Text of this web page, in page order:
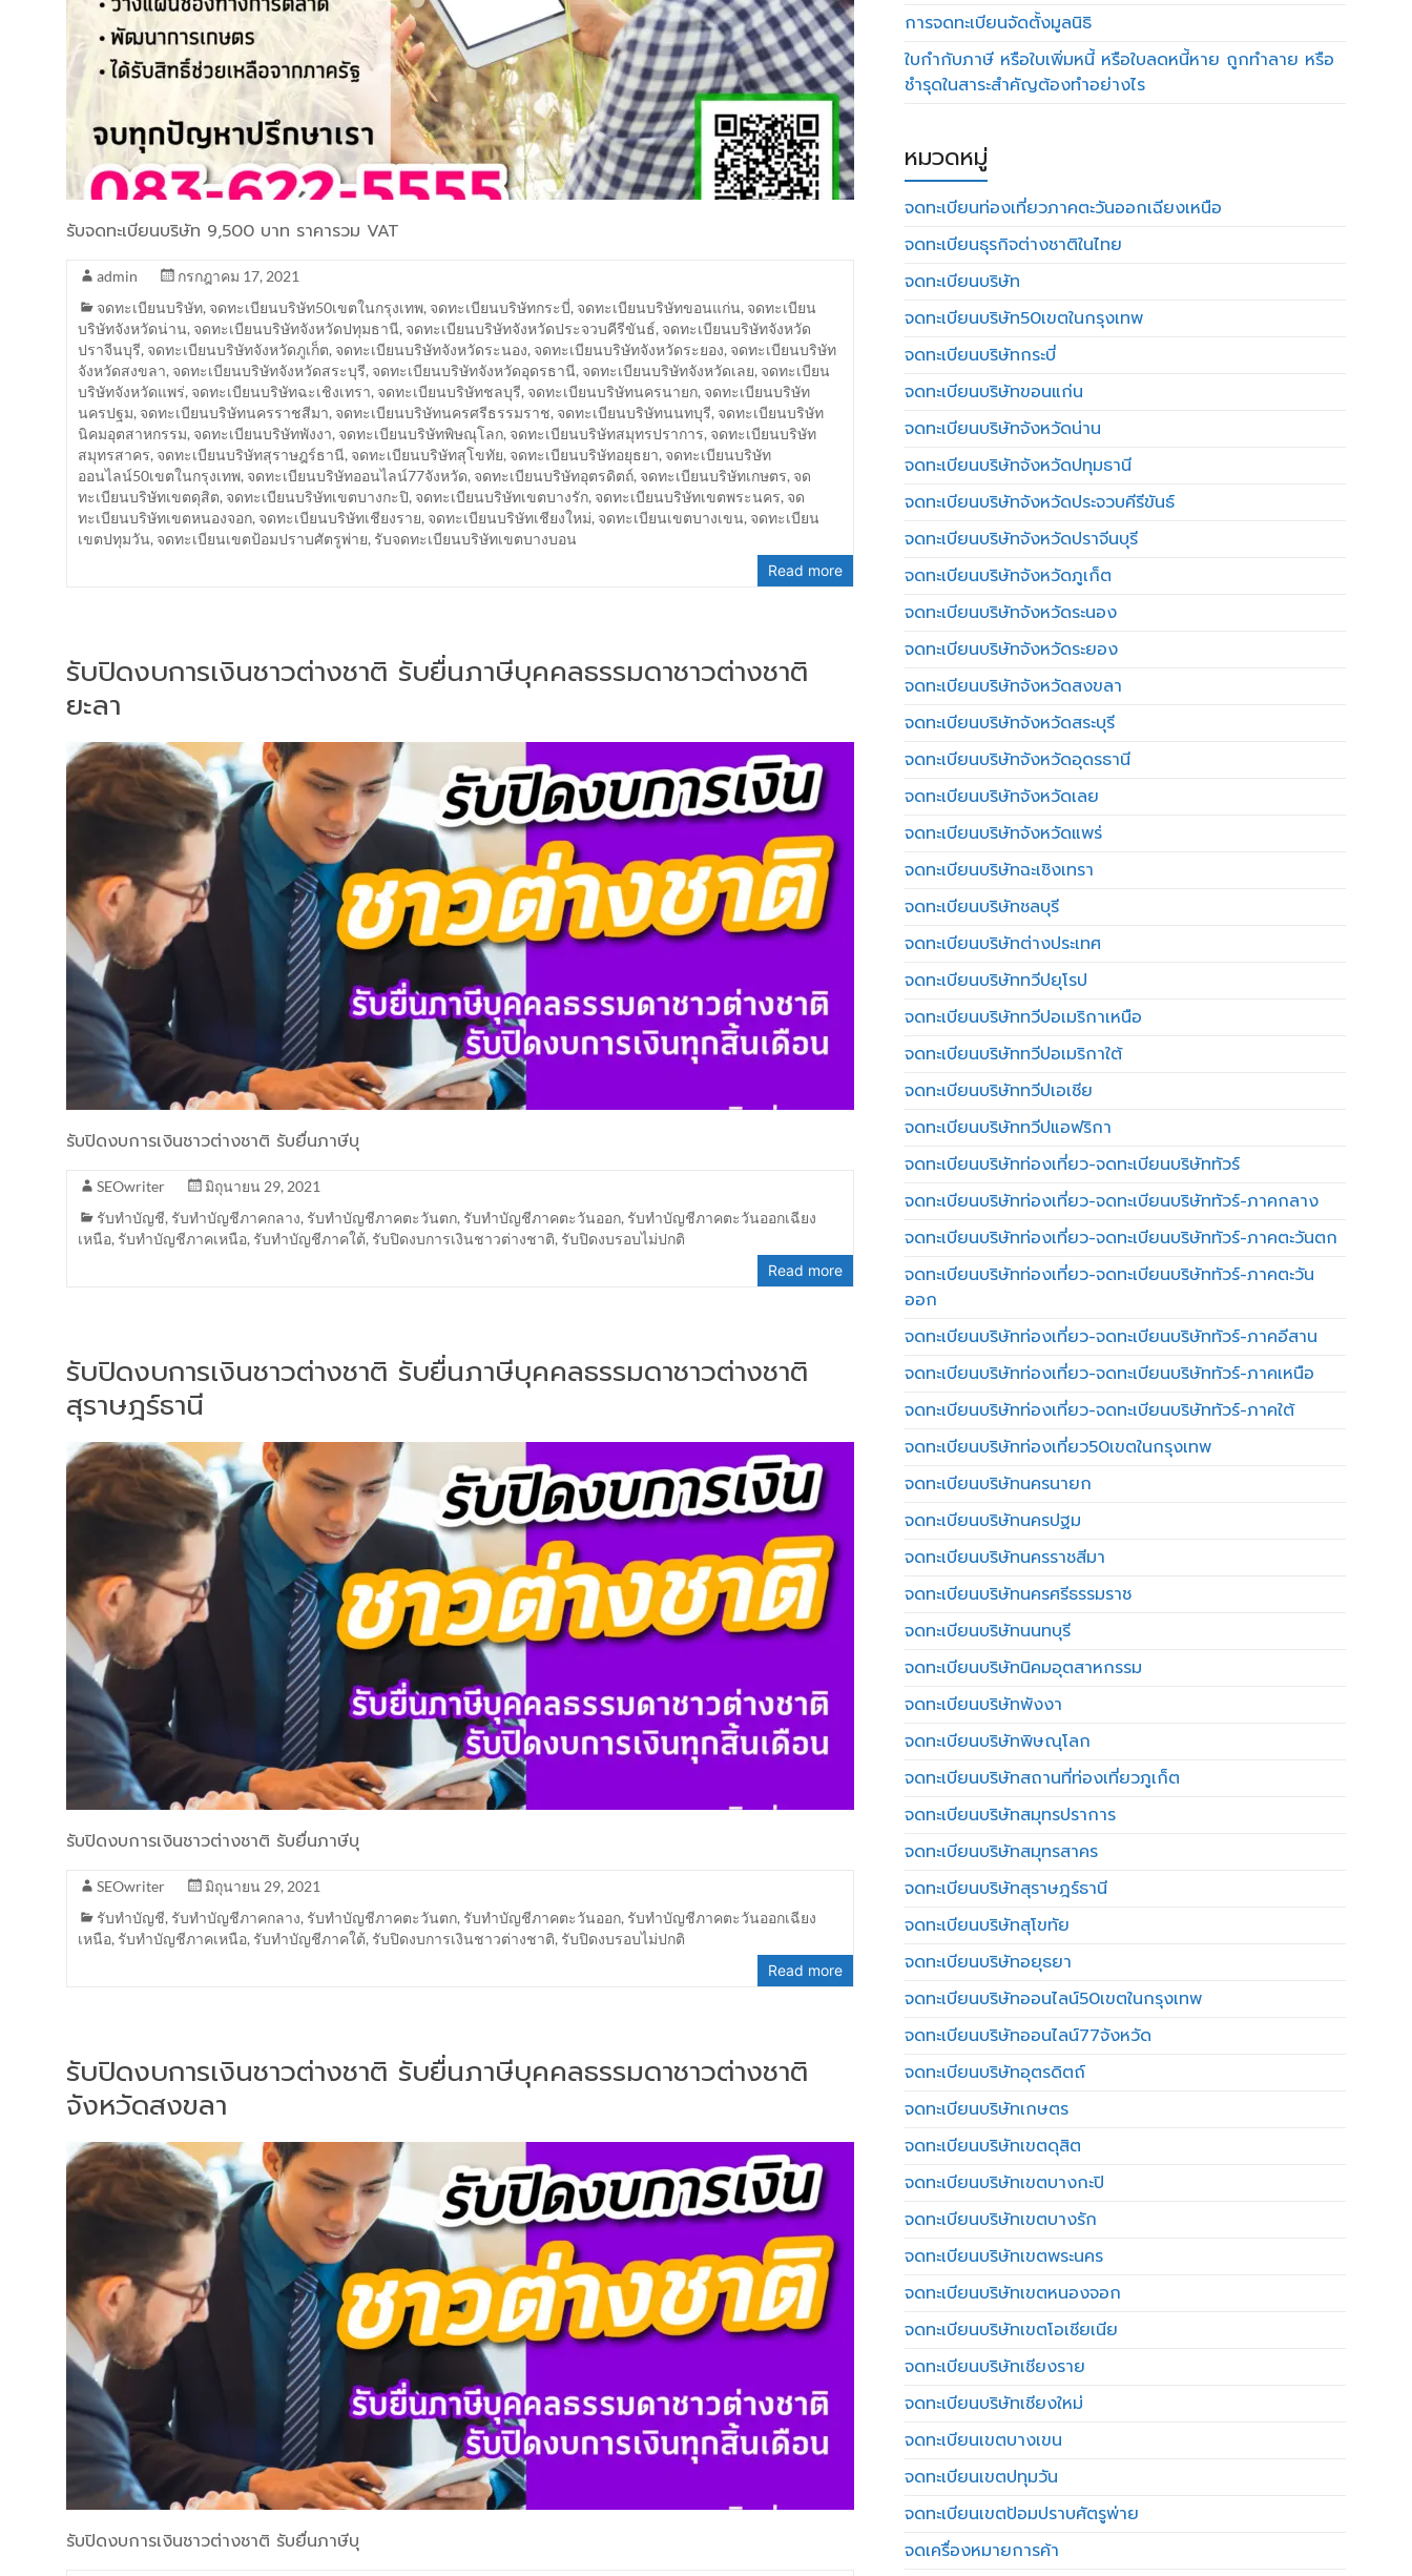
รับจดทะเบียนบริษัท 9,500 บาท ราคารวม VAT
admin
กรกฎาคม 17, 2021
จดทะเบียนบริษัท, จดทะเบียนบริษัท50เขตในกรุงเทพ, จดทะเบียนบริษัทกระบี่, จดทะเบียนบริษัทขอนแก่น, จดทะเบียน
บริษัทจังหวัดน่าน, จดทะเบียนบริษัทจังหวัดปทุมธานี, จดทะเบียนบริษัทจังหวัดประจวบคีรีขันธ์, จดทะเบียนบริษัทจังหวัด
ปราจีนบุรี, จดทะเบียนบริษัทจังหวัดภูเก็ต, จดทะเบียนบริษัทจังหวัดระนอง, จดทะเบียนบริษัทจังหวัดระยอง, จดทะเบียนบริษัท
จังหวัดสงขลา, จดทะเบียนบริษัทจังหวัดสระบุรี, จดทะเบียนบริษัทจังหวัดอุดรธานี, จดทะเบียนบริษัทจังหวัดเลย, จดทะเบียน
บริษัทจังหวัดแพร่, จดทะเบียนบริษัทฉะเชิงเทรา, จดทะเบียนบริษัทชลบุรี, จดทะเบียนบริษัทนครนายก, จดทะเบียนบริษัท
นครปฐม, จดทะเบียนบริษัทนครราชสีมา, จดทะเบียนบริษัทนครศรีธรรมราช, จดทะเบียนบริษัทนนทบุรี, จดทะเบียนบริษัท
นิคมอุตสาหกรรม, จดทะเบียนบริษัทพังงา, จดทะเบียนบริษัทพิษณุโลก, จดทะเบียนบริษัทสมุทรปราการ, จดทะเบียนบริษัท
สมุทรสาคร, จดทะเบียนบริษัทสุราษฎร์ธานี, จดทะเบียนบริษัทสุโขทัย, จดทะเบียนบริษัทอยุธยา, จดทะเบียนบริษัท
ออนไลน์50เขตในกรุงเทพ, จดทะเบียนบริษัทออนไลน์77จังหวัด, จดทะเบียนบริษัทอุตรดิตถ์, จดทะเบียนบริษัทเกษตร, จด
ทะเบียนบริษัทเขตดุสิต, จดทะเบียนบริษัทเขตบางกะปิ, จดทะเบียนบริษัทเขตบางรัก, จดทะเบียนบริษัทเขตพระนคร, จด
ทะเบียนบริษัทเขตหนองจอก, จดทะเบียนบริษัทเชียงราย, จดทะเบียนบริษัทเชียงใหม่, จดทะเบียนเขตบางเขน, จดทะเบียน
เขตปทุมวัน, จดทะเบียนเขตป้อมปราบศัตรูพ่าย, รับจดทะเบียนบริษัทเขตบางบอน
Read more
รับปิดงบการเงินชาวต่างชาติ รับยื่นภาษีบุคคลธรรมดาชาวต่างชาติ
ยะลา
รับปิดงบการเงินชาวต่างชาติ รับยื่นภาษีบุ
SEOwriter
มิถุนายน 29, 2021
รับทำบัญชี, รับทำบัญชีภาคกลาง, รับทำบัญชีภาคตะวันตก, รับทำบัญชีภาคตะวันออก, รับทำบัญชีภาคตะวันออกเฉียง
เหนือ, รับทำบัญชีภาคเหนือ, รับทำบัญชีภาคใต้, รับปิดงบการเงินชาวต่างชาติ, รับปิดงบรอบไม่ปกติ
Read more
รับปิดงบการเงินชาวต่างชาติ รับยื่นภาษีบุคคลธรรมดาชาวต่างชาติ
สุราษฎร์ธานี
รับปิดงบการเงินชาวต่างชาติ รับยื่นภาษีบุ
SEOwriter
มิถุนายน 29, 2021
รับทำบัญชี, รับทำบัญชีภาคกลาง, รับทำบัญชีภาคตะวันตก, รับทำบัญชีภาคตะวันออก, รับทำบัญชีภาคตะวันออกเฉียง
เหนือ, รับทำบัญชีภาคเหนือ, รับทำบัญชีภาคใต้, รับปิดงบการเงินชาวต่างชาติ, รับปิดงบรอบไม่ปกติ
Read more
รับปิดงบการเงินชาวต่างชาติ รับยื่นภาษีบุคคลธรรมดาชาวต่างชาติ
จังหวัดสงขลา
รับปิดงบการเงินชาวต่างชาติ รับยื่นภาษีบุ
การจดทะเบียนจัดตั้งมูลนิธิ
ใบกำกับภาษี หรือใบเพิ่มหนี้ หรือใบลดหนี้หาย ถูกทำลาย หรือ
ชำรุดในสาระสำคัญต้องทำอย่างไร
หมวดหมู่
จดทะเบียนท่องเที่ยวภาคตะวันออกเฉียงเหนือ
จดทะเบียนธุรกิจต่างชาติในไทย
จดทะเบียนบริษัท
จดทะเบียนบริษัท50เขตในกรุงเทพ
จดทะเบียนบริษัทกระบี่
จดทะเบียนบริษัทขอนแก่น
จดทะเบียนบริษัทจังหวัดน่าน
จดทะเบียนบริษัทจังหวัดปทุมธานี
จดทะเบียนบริษัทจังหวัดประจวบคีรีขันธ์
จดทะเบียนบริษัทจังหวัดปราจีนบุรี
จดทะเบียนบริษัทจังหวัดภูเก็ต
จดทะเบียนบริษัทจังหวัดระนอง
จดทะเบียนบริษัทจังหวัดระยอง
จดทะเบียนบริษัทจังหวัดสงขลา
จดทะเบียนบริษัทจังหวัดสระบุรี
จดทะเบียนบริษัทจังหวัดอุดรธานี
จดทะเบียนบริษัทจังหวัดเลย
จดทะเบียนบริษัทจังหวัดแพร่
จดทะเบียนบริษัทฉะเชิงเทรา
จดทะเบียนบริษัทชลบุรี
จดทะเบียนบริษัทต่างประเทศ
จดทะเบียนบริษัททวีปยุโรป
จดทะเบียนบริษัททวีปอเมริกาเหนือ
จดทะเบียนบริษัททวีปอเมริกาใต้
จดทะเบียนบริษัททวีปเอเชีย
จดทะเบียนบริษัททวีปแอฟริกา
จดทะเบียนบริษัทท่องเที่ยว-จดทะเบียนบริษัททัวร์
จดทะเบียนบริษัทท่องเที่ยว-จดทะเบียนบริษัททัวร์-ภาคกลาง
จดทะเบียนบริษัทท่องเที่ยว-จดทะเบียนบริษัททัวร์-ภาคตะวันตก
จดทะเบียนบริษัทท่องเที่ยว-จดทะเบียนบริษัททัวร์-ภาคตะวัน
ออก
จดทะเบียนบริษัทท่องเที่ยว-จดทะเบียนบริษัททัวร์-ภาคอีสาน
จดทะเบียนบริษัทท่องเที่ยว-จดทะเบียนบริษัททัวร์-ภาคเหนือ
จดทะเบียนบริษัทท่องเที่ยว-จดทะเบียนบริษัททัวร์-ภาคใต้
จดทะเบียนบริษัทท่องเที่ยว50เขตในกรุงเทพ
จดทะเบียนบริษัทนครนายก
จดทะเบียนบริษัทนครปฐม
จดทะเบียนบริษัทนครราชสีมา
จดทะเบียนบริษัทนครศรีธรรมราช
จดทะเบียนบริษัทนนทบุรี
จดทะเบียนบริษัทนิคมอุตสาหกรรม
จดทะเบียนบริษัทพังงา
จดทะเบียนบริษัทพิษณุโลก
จดทะเบียนบริษัทสถานที่ท่องเที่ยวภูเก็ต
จดทะเบียนบริษัทสมุทรปราการ
จดทะเบียนบริษัทสมุทรสาคร
จดทะเบียนบริษัทสุราษฎร์ธานี
จดทะเบียนบริษัทสุโขทัย
จดทะเบียนบริษัทอยุธยา
จดทะเบียนบริษัทออนไลน์50เขตในกรุงเทพ
จดทะเบียนบริษัทออนไลน์77จังหวัด
จดทะเบียนบริษัทอุตรดิตถ์
จดทะเบียนบริษัทเกษตร
จดทะเบียนบริษัทเขตดุสิต
จดทะเบียนบริษัทเขตบางกะปิ
จดทะเบียนบริษัทเขตบางรัก
จดทะเบียนบริษัทเขตพระนคร
จดทะเบียนบริษัทเขตหนองจอก
จดทะเบียนบริษัทเขตโอเชียเนีย
จดทะเบียนบริษัทเชียงราย
จดทะเบียนบริษัทเชียงใหม่
จดทะเบียนเขตบางเขน
จดทะเบียนเขตปทุมวัน
จดทะเบียนเขตป้อมปราบศัตรูพ่าย
จดเครื่องหมายการค้า